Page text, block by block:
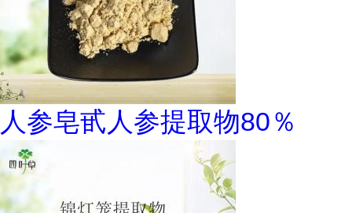
人参皂甙人参提取物80％